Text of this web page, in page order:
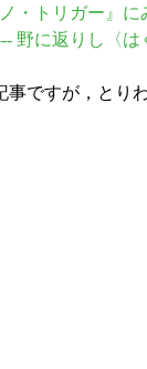
・トリガー』に
野に返りし〈
ですが，とり